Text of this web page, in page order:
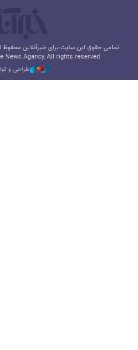
تمامی حقوق این سایت برای خبرآنلاین
News Agancy, All rights reserved
طراحی و